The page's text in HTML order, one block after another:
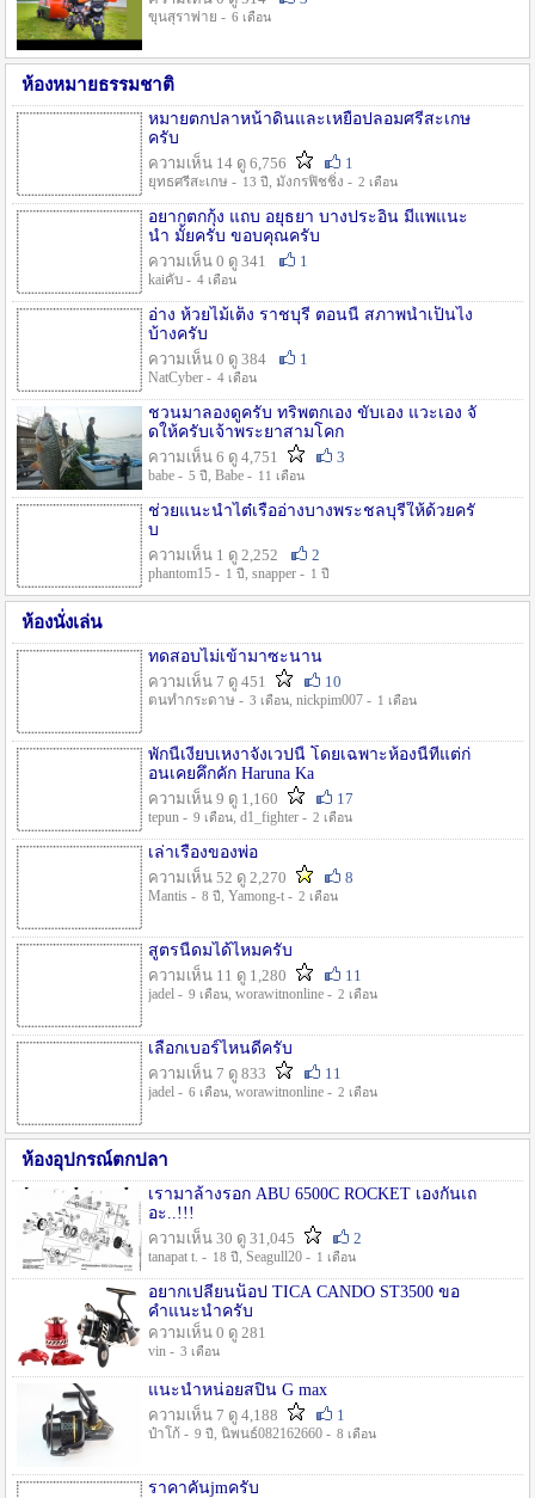
ขุนสุราพ่าย - 6 เดือน
ห้องหมายธรรมชาติ
หมายตกปลาหน้าดินและเหยื่อปลอมศรีสะเกษ
ครับ
ความเห็น 14 ดู 6,756
1
ยุทธศรีสะเกษ - 13 ปี , มังกรฟิชชิ่ง - 2 เดือน
อยากตกกุ้ง แถบ อยุธยา บางประอิน มีแพแนะ
นำ มั้ยครับ ขอบคุณครับ
ความเห็น 0 ดู 341
1
kaiคับ - 4 เดือน
อ่าง ห้วยไม้เต็ง ราชบุรี ตอนนี้ สภาพน้ำเป็นไง
บ้างครับ
ความเห็น 0 ดู 384
1
NatCyber - 4 เดือน
ชวนมาลองดูครับ ทริพตกเอง ขับเอง แวะเอง จั
ดให้ครับเจ้าพระยาสามโคก
ความเห็น 6 ดู 4,751
3
babe - 5 ปี , Babe - 11 เดือน
ช่วยแนะนำไต๋เรืออ่างบางพระชลบุรีให้ด้วยครั
บ
ความเห็น 1 ดู 2,252
2
phantom15 - 1 ปี , snapper - 1 ปี
ห้องนั่งเล่น
ทดสอบไม่เข้ามาซะนาน
ความเห็น 7 ดู 451
10
ตนทำกระดาษ - 3 เดือน, nickpim007 - 1 เดือน
พักนี้เงียบเหงาจังเวปนี้ โดยเฉพาะห้องนี้ที่แต่ก่
อนเคยคึกคัก Haruna Ka
ความเห็น 9 ดู 1,160
17
tepun - 9 เดือน, d1_fighter - 2 เดือน
เล่าเรื่องของพ่อ
ความเห็น 52 ดู 2,270
8
Mantis - 8 ปี , Yamong-t - 2 เดือน
สูตรนี้ดมได้ไหมครับ
ความเห็น 11 ดู 1,280
11
jadel - 9 เดือน, worawitnonline - 2 เดือน
เลือกเบอร์ไหนดีครับ
ความเห็น 7 ดู 833
11
jadel - 6 เดือน, worawitnonline - 2 เดือน
ห้องอุปกรณ์ตกปลา
เรามาล้างรอก ABU 6500C ROCKET เองกันเถ
อะ..!!!
ความเห็น 30 ดู 31,045
2
tanapat t. - 18 ปี , Seagull20 - 1 เดือน
อยากเปลี่ยนน็อป TICA CANDO ST3500 ขอ
คำแนะนำครับ
ความเห็น 0 ดู 281
vin - 3 เดือน
แนะนำหน่อยสปิน G max
ความเห็น 7 ดู 4,188
1
ป๋าโก้ - 9 ปี , นิพนธ์082162660 - 8 เดือน
ราคาคันjmครับ